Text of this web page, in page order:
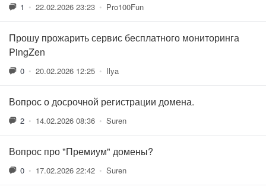
1 • 22.02.2026 23:23 • Pro100Fun
Прошу прожарить сервис бесплатного мониторинга
PingZen
0 • 20.02.2026 12:25 • Ilya
Вопрос о досрочной регистрации домена.
2 • 14.02.2026 08:36 • Suren
Вопрос про "Премиум" домены?
0 • 17.02.2026 22:42 • Suren